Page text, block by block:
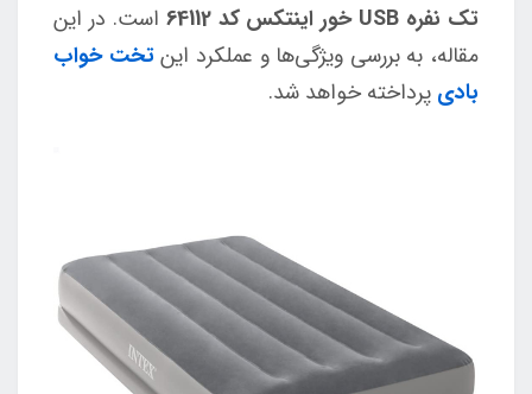
تک نفره USB خور اینتکس کد 64112
است. در این
مقاله، به بررسی ویژگی‌ها و عملکرد اینتخت خواب
بادی پرداخته خواهد شد.